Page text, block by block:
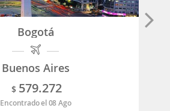
Bogotá
Buenos Aires
$ 579.272
Encontrado el 08 Ago